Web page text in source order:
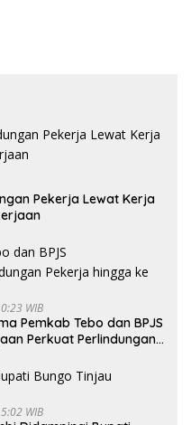
Pekerja Lewat Kerja
WIB
Pemkab Tebo dan BPJS
Perkuat Perlindungan
WIB